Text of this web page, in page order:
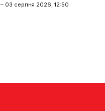
– 03 серпня 2026, 12:50